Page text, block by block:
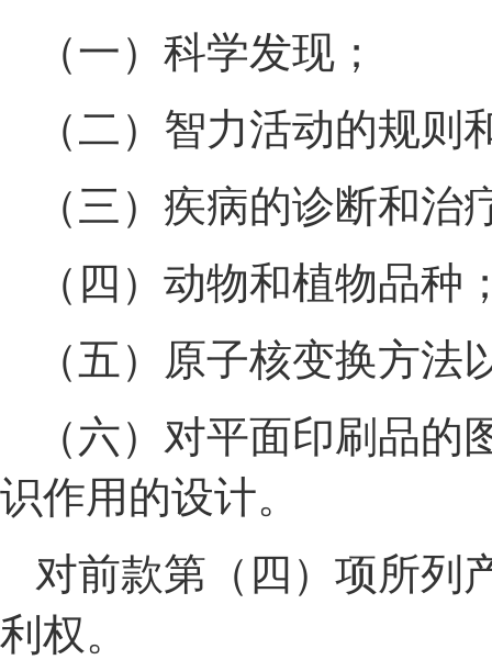
（一）科学发现；
（二）智力活动的规则
（三）疾病的诊断和治
（四）动物和植物品种
（五）原子核变换方
（六）对平面印刷品
识作用的设计。
对前款第（四）项所列
利权。